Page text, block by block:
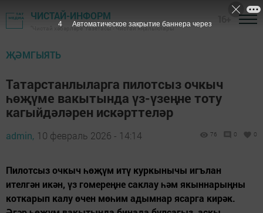
ЧИСТАЙ-ИНФОРМ
"Чистай хәбәрләре" газетасы - Чистай яңалыклары
ҖӘМГЫЯТЬ
Татарстанлыларга пилотсыз очкыч
һөҗүме вакытында үз-үзеңне тоту
кагыйдәләрен искәрттеләр
admin, 10 февраль 2026 - 14:14 76 0 0
Пилотсыз очкыч һөҗүм итү куркынычы игълан
ителгән икән, үз гомереңне саклау һәм якыннарыңны
коткарып калу өчен мөһим адымнар ясарга кирәк.
2 Автоматическое закрытие баннера через